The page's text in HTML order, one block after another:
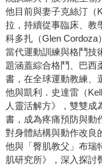
他目前與妻子克絲汀（
拉，持續從事臨床、教
科多扎（Glen Cordoza）
當代運動訓練與格鬥技
題涵蓋綜合格鬥、巴西
書，在全球運動教練、
他與凱利．史達雷（
人靈活解方》，雙雙成
書，成為疼痛預防與動
對身體結構與動作改良
他與「臀肌教父」布瑞
肌研究所》，深入探討